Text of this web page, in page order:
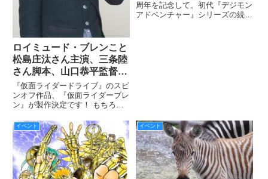
ロイミュード・ブレンこと
松島庄汰さん主演、三条陸
さん脚本、山口恭平監督に
よる『仮面ライダードライ
ブ』のスピンオフ、『仮面
ライダーブレン』がTTFC
にて製作決定!!!
『仮面ライダードライブ』のスピ
ンオフ作品、『仮面ライダーブレ
ン』が製作決定です！ もちろん
で「ブレン」を演じてこられた松
島庄汰さん!!! さらに『仮面ライ
ダードライブ』のメインシナリオ
ライター・三条陸さんが脚本
が登壇!
周年を記念して、初代『デジモン
アドベンチャー』シリーズの続編
イベント イベント